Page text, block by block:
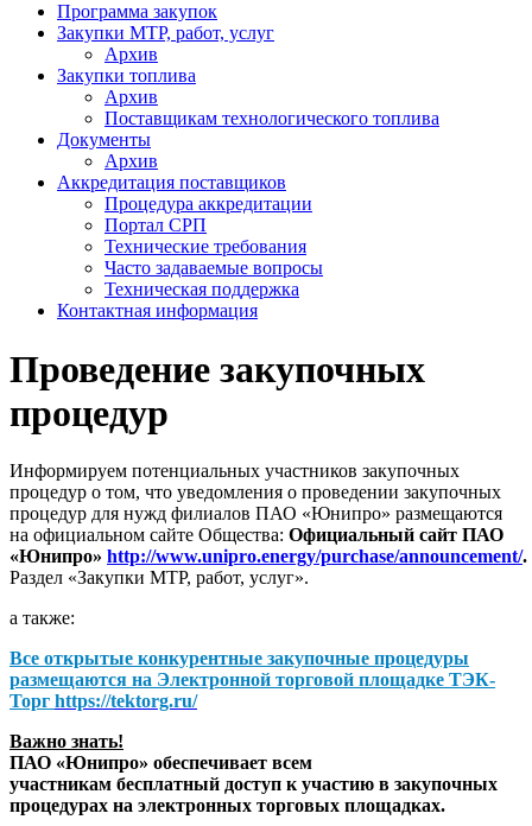
Программа закупок
Закупки МТР, работ, услуг
Архив
Закупки топлива
Архив
Поставщикам технологического топлива
Документы
Архив
Аккредитация поставщиков
Процедура аккредитации
Портал СРП
Технические требования
Часто задаваемые вопросы
Техническая поддержка
Контактная информация
Проведение закупочных
процедур
Информируем потенциальных участников закупочных
процедур о том, что уведомления о проведении закупочных
процедур для нужд филиалов ПАО «Юнипро» размещаются
на официальном сайте Общества: Официальный сайт ПАО
«Юнипро» http://www.unipro.energy/purchase/announcement/.
Раздел «Закупки МТР, работ, услуг».
а также:
Все открытые конкурентные закупочные процедуры
размещаются на Электронной торговой площадке ТЭК-
Торг https://tektorg.ru/
Важно знать!
ПАО «Юнипро» обеспечивает всем
участникам бесплатный доступ к участию в закупочных
процедурах на электронных торговых площадках.